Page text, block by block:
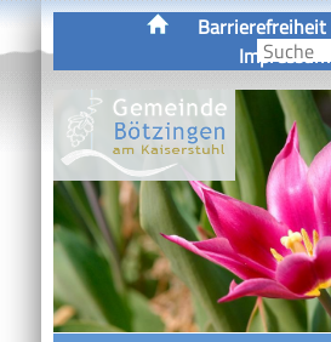
Barrierefreiheit
Impressum